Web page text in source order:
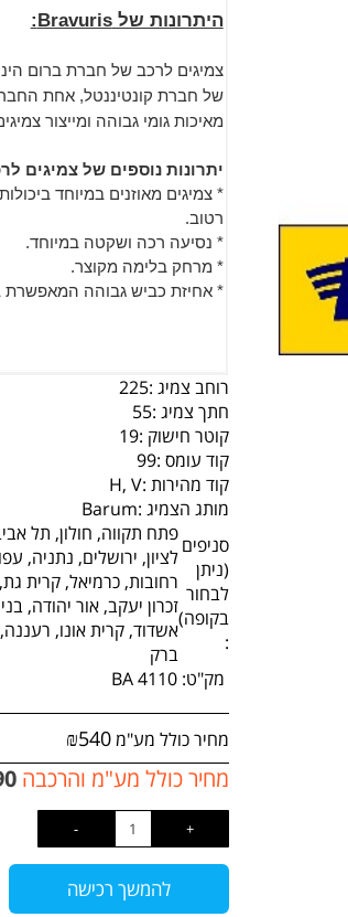
היתרונות של Bravuris:
צמיגים לרכב של חברת ברום
של חברת קונטיננטל, אחת
מאיכות גומי גבוהה ומייצור
יתרונות נוספים של צמיגים
* צמיגים מאוזנים במיוחד
רטוב.
* נסיעה רכה ושקטה במיוחד.
* מרחק בלימה מקוצר.
* אחיזת כביש גבוהה המאפשרת
רוחב צמיג :225
חתך צמיג :55
קוטר חישוק :19
קוד עומס :99
קוד מהירות :H, V
מותג הצמיג :Barum
סניפים
(ניתן
לבחור
בקופה)
:
פתח תקווה, חולון, תל
לציון, ירושלים,
רחובות, כרמיאל, קרית
זכרון יעקב, אור יהודה,
אשדוד, קרית אונו,
ברק
מק"ט: BA 4110
מחיר כולל מע"מ ₪540
מחיר כולל מע"מ והרכבה
להמשך רכישה